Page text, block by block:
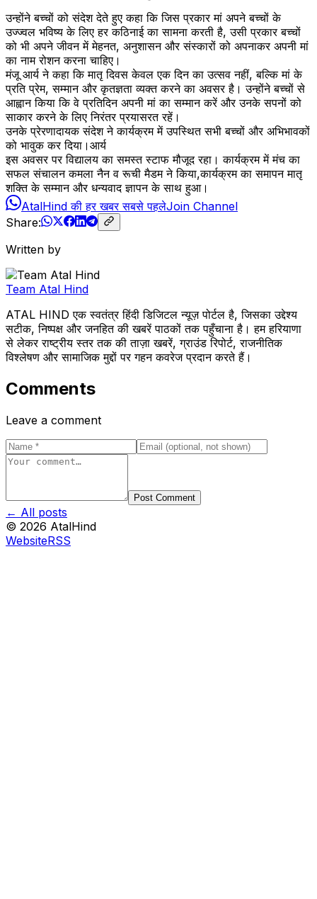
उन्होंने बच्चों को संदेश देते हुए कहा कि जिस प्रकार मां अपने बच्चों के
उज्ज्वल भविष्य के लिए हर कठिनाई का सामना करती है, उसी प्रकार बच्चों
को भी अपने जीवन में मेहनत, अनुशासन और संस्कारों को अपनाकर अपनी मां
का नाम रोशन करना चाहिए।
मंजू आर्य ने कहा कि मातृ दिवस केवल एक दिन का उत्सव नहीं, बल्कि मां के
प्रति प्रेम, सम्मान और कृतज्ञता व्यक्त करने का अवसर है। उन्होंने बच्चों से
आह्वान किया कि वे प्रतिदिन अपनी मां का सम्मान करें और उनके सपनों को
साकार करने के लिए निरंतर प्रयासरत रहें।
उनके प्रेरणादायक संदेश ने कार्यक्रम में उपस्थित सभी बच्चों और अभिभावकों
को भावुक कर दिया।आर्य
इस अवसर पर विद्यालय का समस्त स्टाफ मौजूद रहा। कार्यक्रम में मंच का
सफल संचालन कमला नैन व रूची मैडम ने किया,कार्यक्रम का समापन मातृ
शक्ति के सम्मान और धन्यवाद ज्ञापन के साथ हुआ।
AtalHind की हर खबर सबसे पहलेJoin Channel
Share:
Written by
Team Atal Hind
ATAL HIND एक स्वतंत्र हिंदी डिजिटल न्यूज़ पोर्टल है, जिसका उद्देश्य
सटीक, निष्पक्ष और जनहित की खबरें पाठकों तक पहुँचाना है। हम हरियाणा
से लेकर राष्ट्रीय स्तर तक की ताज़ा खबरें, ग्राउंड रिपोर्ट, राजनीतिक
विश्लेषण और सामाजिक मुद्दों पर गहन कवरेज प्रदान करते हैं।
Comments
Leave a comment
Post Comment
← All posts
© 2026 AtalHind
WebsiteRSS